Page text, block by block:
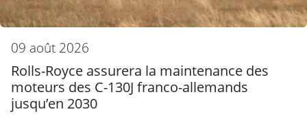
09 août 2026
Rolls-Royce assurera la maintenance des
moteurs des C-130J franco-allemands
jusqu’en 2030